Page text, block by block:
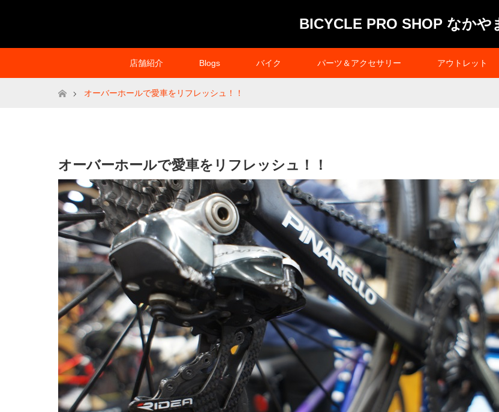
BICYCLE PRO SHOP なかや
店舗紹介 Blogs バイク パーツ＆アクセサリー アウトレット
ホームオーバーホールで愛車をリフレッシュ！！
オーバーホールで愛車をリフレッシュ！！